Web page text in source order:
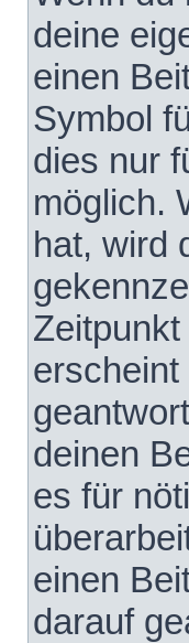
deine
einen
Symbol
dies nur
möglich.
hat, wird
deinen
es für
einen
darauf